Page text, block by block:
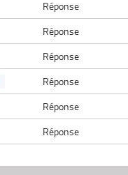
Réponse
Réponse
Réponse
Réponse
Réponse
Réponse